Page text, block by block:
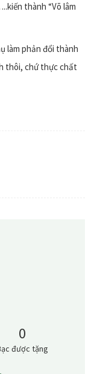
thành “Võ lâm
làm phản đổi thành
thôi, chứ thực chất
0
được tặng